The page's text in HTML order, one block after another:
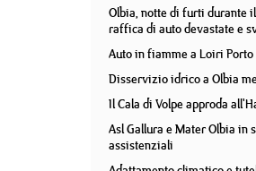
Olbia, notte di furti durante
raffica di auto devastate e
Auto in fiamme a Loiri Porto
Disservizio idrico a Olbia
Il Cala di Volpe approda
Asl Gallura e Mater Olbia in
assistenziali